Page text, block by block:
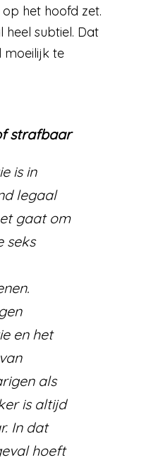
het hoofd zet.
heel subtiel. Dat
moeilijk te
strafbaar
is in
legaal
gaat om
seks
en het
als
is altijd
In dat
hoeft